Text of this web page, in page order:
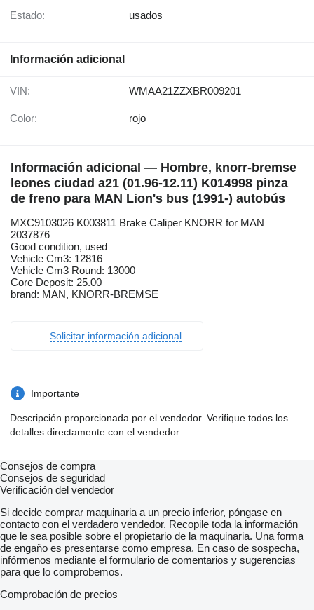
Estado: usados
Información adicional
VIN: WMAA21ZZXBR009201
Color: rojo
Información adicional — Hombre, knorr-bremse
leones ciudad a21 (01.96-12.11) K014998 pinza
de freno para MAN Lion's bus (1991-) autobús
MXC9103026 K003811 Brake Caliper KNORR for MAN
2037876
Good condition, used
Vehicle Cm3: 12816
Vehicle Cm3 Round: 13000
Core Deposit: 25.00
brand: MAN, KNORR-BREMSE
Solicitar información adicional
Importante
Descripción proporcionada por el vendedor. Verifique todos los
detalles directamente con el vendedor.
Consejos de compra
Consejos de seguridad
Verificación del vendedor
Si decide comprar maquinaria a un precio inferior, póngase en
contacto con el verdadero vendedor. Recopile toda la información
que le sea posible sobre el propietario de la maquinaria. Una forma
de engaño es presentarse como empresa. En caso de sospecha,
infórmenos mediante el formulario de comentarios y sugerencias
para que lo comprobemos.
Comprobación de precios